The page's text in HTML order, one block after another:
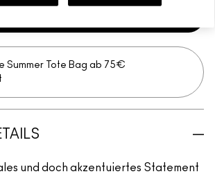
Summer Tote Bag ab 75€
und doch akzentuiertes Statement